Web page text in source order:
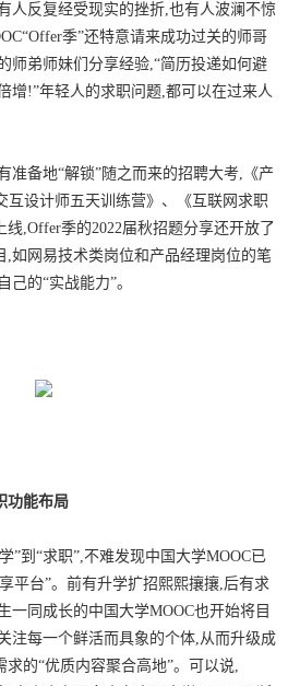
人反复经受现实的挫折,也有人波澜不惊
季”还特意请来成功过关的师哥
师弟师妹们分享经验,“简历投递如何避
增!”年轻人的求职问题,都可以在过来人
准备地“解锁”随之而来的招聘大考,《产
互设计师五天训练营》、《互联网求职
,Offer季的2022届秋招题分享还开放了
,如网易技术类岗位和产品经理岗位的笔
的“实战能力”。
功能布局
”到“求职”,不难发现中国大学MOOC已
平台”。前有升学扩招熙熙攘攘,后有求
一同成长的中国大学MOOC也开始将目
注每一个鲜活而具象的个体,从而升级成
的“优质内容聚合高地”。可以说,